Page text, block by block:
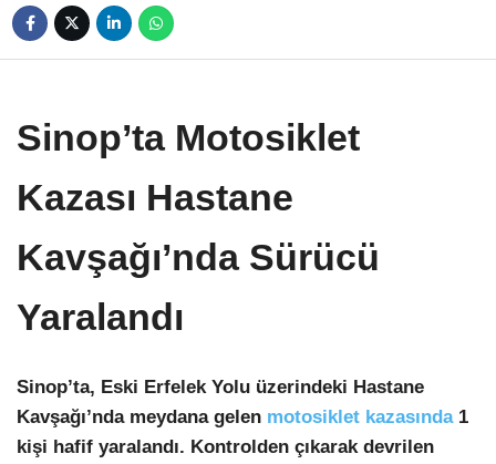
Sinop’ta Motosiklet
Kazası Hastane
Kavşağı’nda Sürücü
Yaralandı
Sinop’ta, Eski Erfelek Yolu üzerindeki Hastane
Kavşağı’nda meydana gelen motosiklet kazasında1
kişi hafif yaralandı. Kontrolden çıkarak devrilen